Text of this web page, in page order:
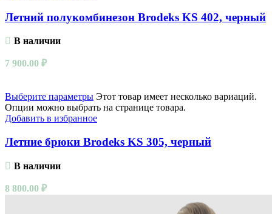
Летний полукомбинезон Brodeks KS 402, черный
В наличии
7 900.00 ₽
Выберите параметры Этот товар имеет несколько вариаций.
Опции можно выбрать на странице товара.
Добавить в избранное
Летние брюки Brodeks KS 305, черный
В наличии
8 800.00 ₽